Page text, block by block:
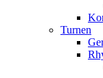
Turnen